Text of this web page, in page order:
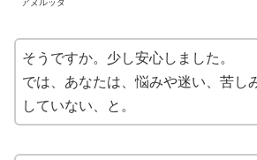
アヌルッダ
そうですか。少し安心しました。
では、あなたは、悩みや迷い、苦し
していない、と。